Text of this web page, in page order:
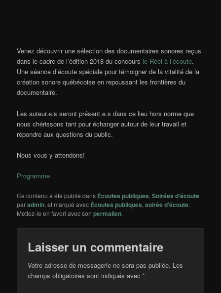
Venez découvrir une sélection des documentaires sonores reçus
dans le cadre de l’édition 2018 du concours le Réel à l’écoute.
Une séance d’écoute spéciale pour témoigner de la vitalité de la
création sonore québécoise en repoussant les frontières du
documentaire.
Les auteur.e.s seront présent.e.s dans ce lieu hors norme que
nous chérissons tant pour échanger autour de leur travail et
répondre aux questions du public.
Nous vous y attendons!
Programme
Ce contenu a été publié dans Écoutes publiques,Soirées d'écoute
paradmin, et marqué avec Écoutes publiques,soirée d'écoute.
Mettez-le en favori avec sonpermalien.
Laisser un commentaire
Votre adresse de messagerie ne sera pas publiée. Les
champs obligatoires sont indiqués avec*